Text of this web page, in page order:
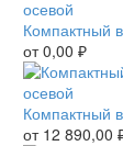
Компактный
от0,00 ₽
Компактный
от 12 890,00